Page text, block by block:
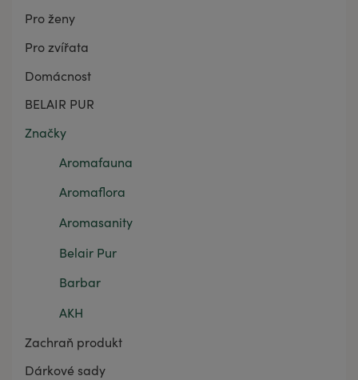
Pro ženy
Pro zvířata
Domácnost
BELAIR PUR
Značky
Aromafauna
Aromaflora
Aromasanity
Belair Pur
Barbar
AKH
Zachraň produkt
Dárkové sady